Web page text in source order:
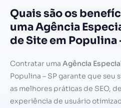
Quais são os
uma Agência
de Site em Populina
Contratar uma Agência
Populina – SP garante que seu
as melhores práticas de SEO,
experiência de usuário